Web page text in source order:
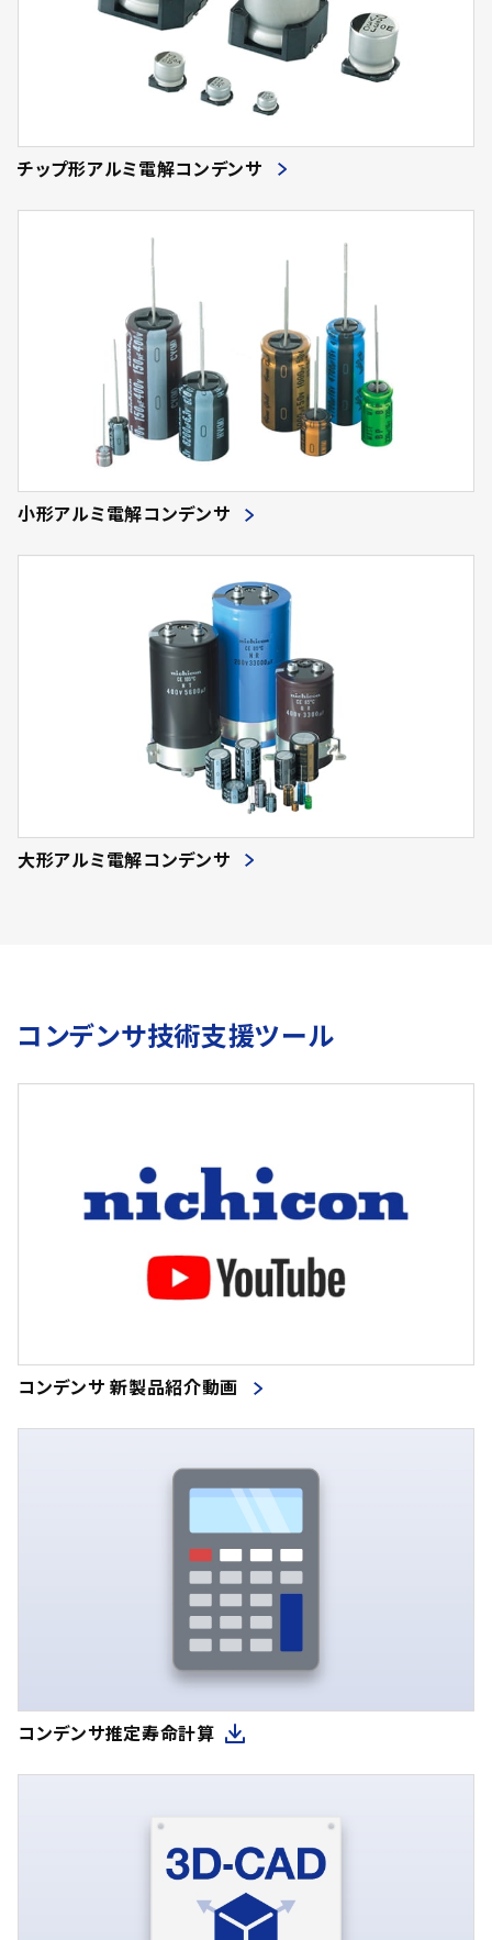
チップ形アルミ電解コンデンサ
小形アルミ電解コンデンサ
大形アルミ電解コンデンサ
コンデンサ技術支援ツール
コンデンサ 新製品紹介動画
コンデンサ推定寿命計算